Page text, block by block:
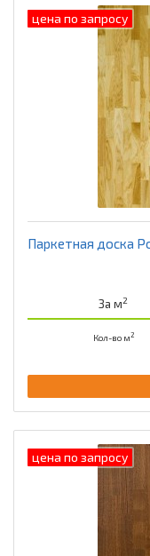
цена по запросу
Паркетная доска
За м2
Кол-во м2
цена по запросу